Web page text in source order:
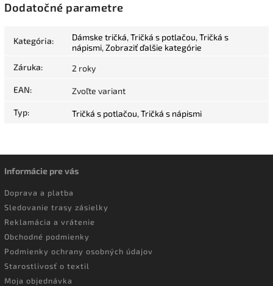
Dodatočné parametre
Kategória: Dámske tričká, Tričká s potlačou, Tričká s
nápismi, Zobraziť ďalšie kategórie
Záruka: 2 roky
EAN: Zvoľte variant
Typ: Tričká s potlačou, Tričká s nápismi
Informácie pre vás
Doprava a platba
Sledovanie trasy zásielky
Reklamácia a vrátenie
Obchodné podmienky
Podmienky ochrany osobných údajov
Starostlivosť o textil
Moja objednávka